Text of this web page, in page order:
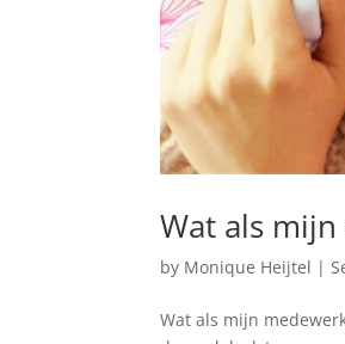
Wat als
by Monique Heijtel |
Wat als mijn